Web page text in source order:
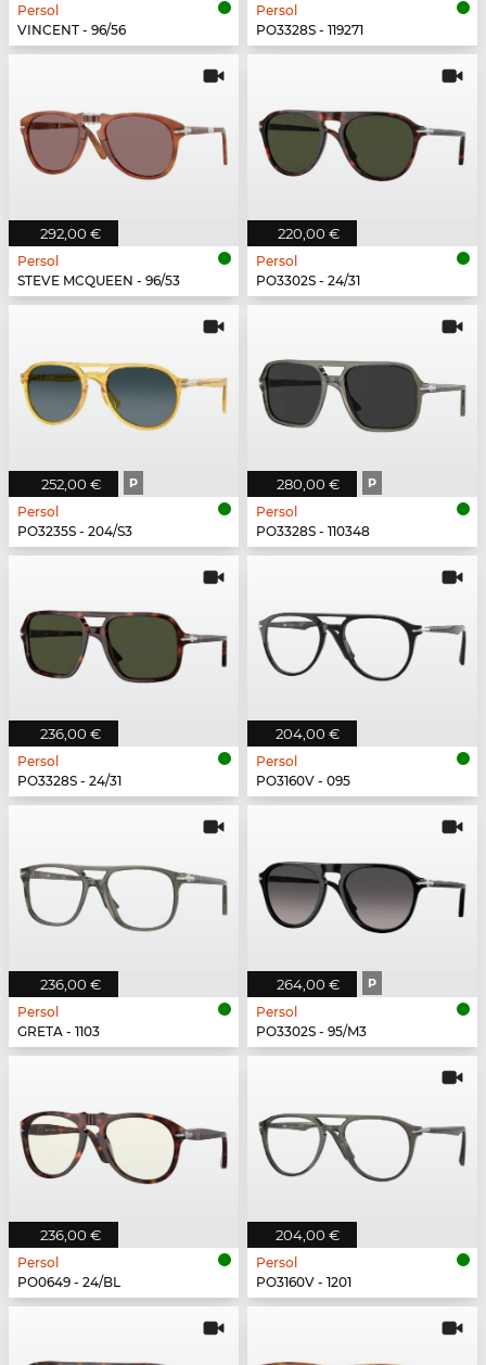
Persol
VINCENT - 96/56
Persol
PO3328S - 119271
292,00 €
Persol
STEVE MCQUEEN - 96/53
220,00 €
Persol
PO3302S - 24/31
252,00 € P
Persol
PO3235S - 204/S3
280,00 € P
Persol
PO3328S - 110348
236,00 €
Persol
PO3328S - 24/31
204,00 €
Persol
PO3160V - 095
236,00 €
Persol
GRETA - 1103
264,00 € P
Persol
PO3302S - 95/M3
236,00 €
Persol
PO0649 - 24/BL
204,00 €
Persol
PO3160V - 1201